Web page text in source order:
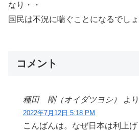
なり・・
国民は不況に喘ぐことになるでし
コメント
種田 剛（オイダツヨシ） よ
2022年7月12日 5:18 PM
こんばんは。なぜ日本は利上